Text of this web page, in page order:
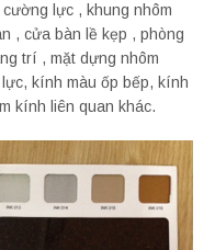
lực , khung nhôm
, cửa bàn lề kẹp , phòng
trí , mặt dựng nhôm
kính màu ốp bếp, kính
kính liên quan khác.